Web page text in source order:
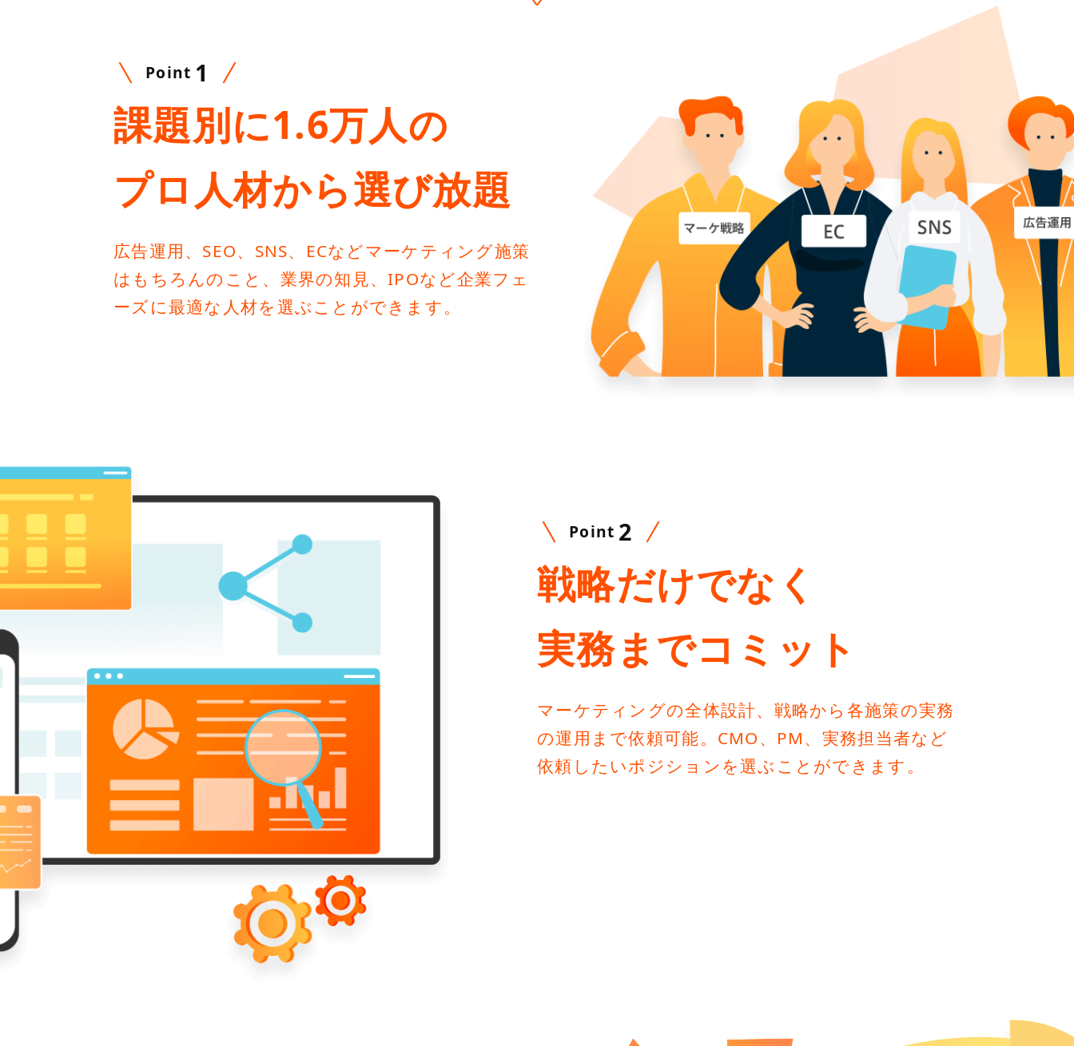
Point 1
課題別に1.6万人の
プロ人材から選び放題
広告運用、SEO、SNS、ECなどマーケティング施策
はもちろんのこと、業界の知見、IPOなど企業フェ
ーズに最適な人材を選ぶことができます。
Point 2
戦略だけでなく
実務までコミット
マーケティングの全体設計、戦略から各施策の実務
の運用まで依頼可能。CMO、PM、実務担当者など
依頼したいポジションを選ぶことができます。